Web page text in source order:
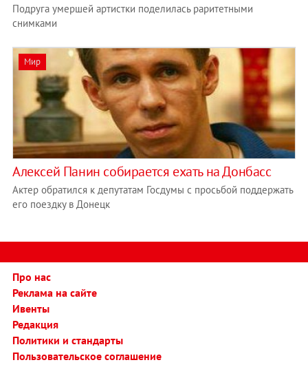
Подруга умершей артистки поделилась раритетными
снимками
Мир
Алексей Панин собирается ехать на Донбасс
Актер обратился к депутатам Госдумы с просьбой поддержать
его поездку в Донецк
Про нас
Реклама на сайте
Ивенты
Редакция
Политики и стандарты
Пользовательское соглашение